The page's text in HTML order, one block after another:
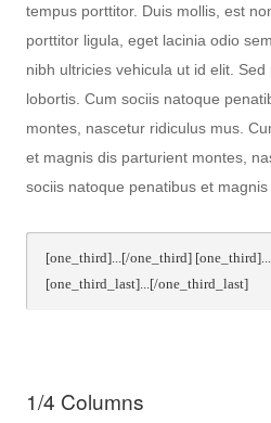
tempus porttitor. Duis mollis, est
porttitor ligula, eget lacinia odio
nibh ultricies vehicula ut id elit.
lobortis. Cum sociis natoque
montes, nascetur ridiculus mus.
et magnis dis parturient montes,
sociis natoque penatibus et magnis
[one_third]...[/one_third]
[one_third_last]...[/one_third_last]
1/4 Columns